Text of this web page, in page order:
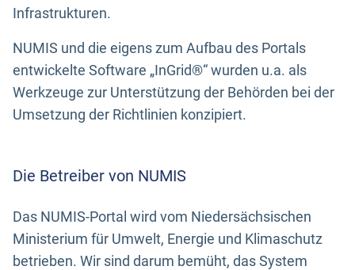
Infrastrukturen.
NUMIS und die eigens zum Aufbau des Portals
entwickelte Software „InGrid®“ wurden u.a. als
Werkzeuge zur Unterstützung der Behörden bei der
Umsetzung der Richtlinien konzipiert.
Die Betreiber von NUMIS
Das NUMIS-Portal wird vom Niedersächsischen
Ministerium für Umwelt, Energie und Klimaschutz
betrieben. Wir sind darum bemüht, das System